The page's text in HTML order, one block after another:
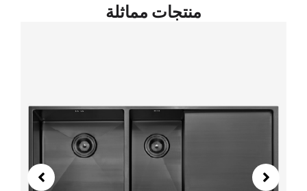
منتجات مماثلة